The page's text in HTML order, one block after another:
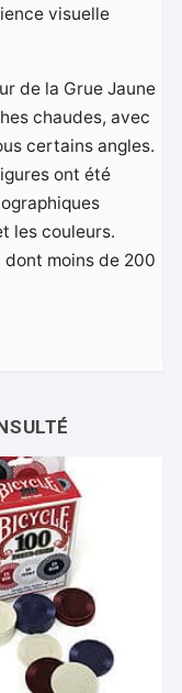
visuelle
de la Grue Jaune
chaudes, avec
certains angles.
ont été
les couleurs.
moins de 200